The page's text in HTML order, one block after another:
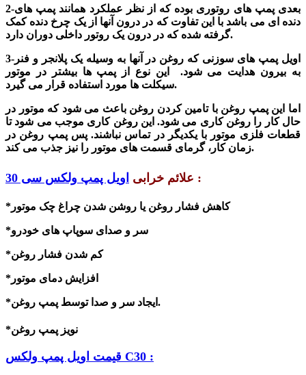
2-بعدی پمپ های روتوری بوده که از نظر عملکرد همانند پمپ های
دنده ای می باشد با این تفاوت که در درون آنها از یک چرخ دنده کمک
گرفته شده که در درون یک روتور داخلی دوران دارد.
3-اویل پمپ های سوزنی که روغن در آنها به وسیله یک پلانجر و فنر
به بیرون هدایت می شود. این نوع از پمپ ها بیشتر در موتور
سیکلت ها مورد استفاده قرار می گیرد.
اما این پمپ روغن با تامین کردن روغن باعث می شود که موتور در
حال کار را روغن کاری می شود. این روغن کاری موجب می شود تا
قطعات فلزی موتور با یکدیگر در تماس نباشند. پس پمپ روغن در
زمان کار، گرمای قسمت های موتور را نیز جذب می کند.
علائم خرابی اویل پمپ ولکس سی 30 :
*کاهش فشار روغن یا روشن شدن چراغ چک موتور
*سر و صدای سوپاپ های خودرو
*کم شدن فشار روغن
*افزایش دمای موتور
*ایجاد سر و صدا توسط پمپ روغن.
*نویز پمپ روغن
قیمت اویل پمپ ولکس C30 :